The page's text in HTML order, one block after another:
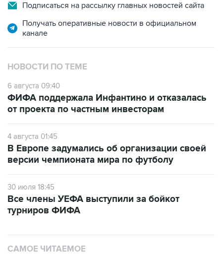
Подписаться на рассылку главных новостей сайта
Получать оперативные новости в официальном
канале
НОВОСТИ ПО ТЕМЕ
6 августа 09:40
ФИФА поддержала Инфантино и отказалась
от проекта по частным инвесторам
4 августа 01:45
В Европе задумались об организации своей
версии чемпионата мира по футболу
30 июля 18:45
Все члены УЕФА выступили за бойкот
турниров ФИФА
САМОЕ ЧИТАЕМОЕ